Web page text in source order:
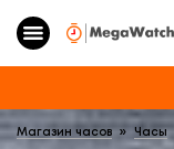
Магазин часов » Часы